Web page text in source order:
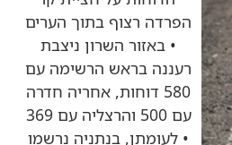
הפרדה רצוף בתוך הערים
• באזור השרון ניצבת
רעננה בראש הרשימה עם
580 דוחות, אחריה חדרה
עם 500 והרצליה עם 369
• לעומתן, בנתניה נרשמו